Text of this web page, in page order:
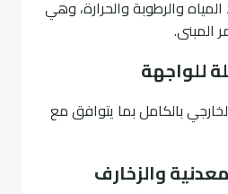
والرطوبة والحرارة، وهي
المبنى.
للواجهة
بالكامل بما يتوافق مع
والزخارف